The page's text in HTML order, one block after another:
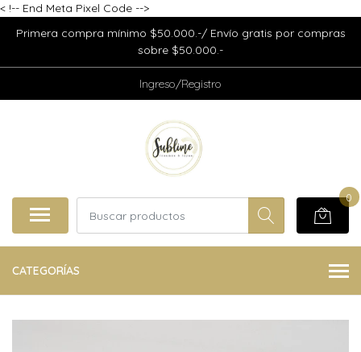
< !-- End Meta Pixel Code -->
Primera compra mínimo $50.000.-/ Envío gratis por compras
sobre $50.000.-
Ingreso/Registro
0
CATEGORÍAS